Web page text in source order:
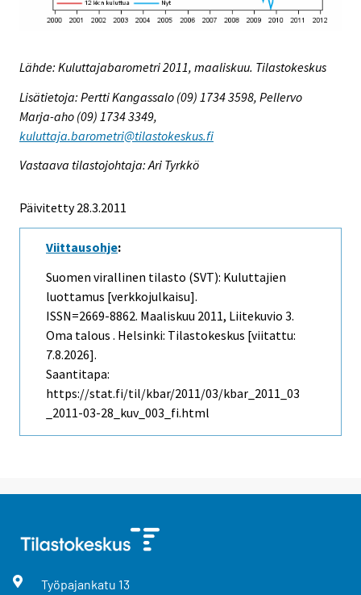
Lähde: Kuluttajabarometri 2011, maaliskuu. Tilastokeskus
Lisätietoja: Pertti Kangassalo (09) 1734 3598, Pellervo
Marja-aho (09) 1734 3349,
kuluttaja.barometri@tilastokeskus.fi
Vastaava tilastojohtaja: Ari Tyrkkö
Päivitetty 28.3.2011
Viittausohje:
Suomen virallinen tilasto (SVT): Kuluttajien
luottamus [verkkojulkaisu].
ISSN=2669-8862. Maaliskuu 2011, Liitekuvio 3.
Oma talous . Helsinki: Tilastokeskus [viitattu:
7.8.2026].
Saantitapa:
https://stat.fi/til/kbar/2011/03/kbar_2011_03
_2011-03-28_kuv_003_fi.html
Työpajankatu 13